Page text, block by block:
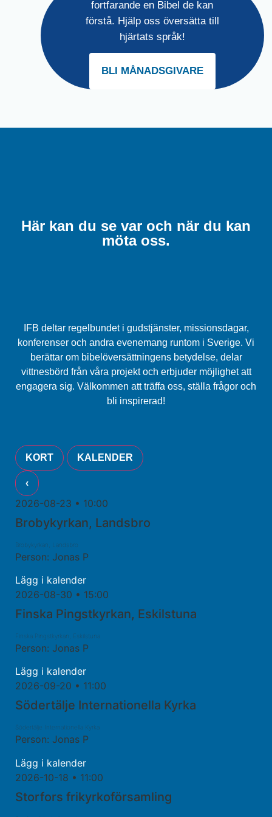
fortfarande en Bibel de kan
förstå. Hjälp oss översätta till
hjärtats språk!
BLI MÅNADSGIVARE
Här kan du se var och när du kan
möta oss.
IFB deltar regelbundet i gudstjänster, missionsdagar,
konferenser och andra evenemang runtom i Sverige. Vi
berättar om bibelöversättningens betydelse, delar
vittnesbörd från våra projektoch erbjuder möjlighetatt
engagera sig. Välkommen attträffa oss, ställa frågor och
bli inspirerad!
KORT KALENDER
‹
2026-08-23 • 10:00
Brobykyrkan, Landsbro
Brobykyrkan, Landsbro
Person: Jonas P
Lägg i kalender
2026-08-30 • 15:00
Finska Pingstkyrkan, Eskilstuna
Finska Pingstkyrkan, Eskilstuna
Person: Jonas P
Lägg i kalender
2026-09-20 • 11:00
Södertälje Internationella Kyrka
Södertälje Internationella Kyrka
Person: Jonas P
Lägg i kalender
2026-10-18 • 11:00
Storfors frikyrkoförsamling